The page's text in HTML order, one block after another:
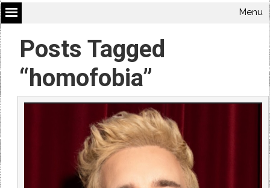
Menu
Posts Tagged
“homofobia”